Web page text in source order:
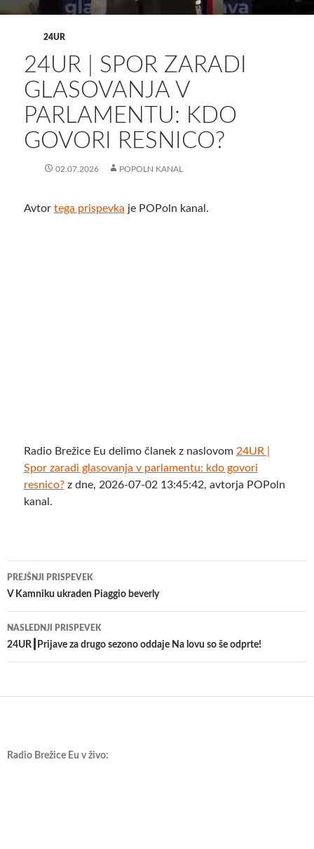
24UR
24UR | SPOR ZARADI
GLASOVANJA V
PARLAMENTU: KDO
GOVORI RESNICO?
02.07.2026 POPOLN KANAL
Avtor tega prispevka je POPoln kanal.
Radio Brežice Eu delimo članek z naslovom 24UR |
Spor zaradi glasovanja v parlamentu: kdo govori
resnico?z dne, 2026-07-02 13:45:42, avtorja POPoln
kanal.
Krmarjenje
po
prispevkih
PREJŠNJI PRISPEVEK
V Kamniku ukraden Piaggio beverly
NASLEDNJI PRISPEVEK
24UR┃Prijave za drugo sezono oddaje Na lovu so še odprte!
Radio Brežice Eu v živo: